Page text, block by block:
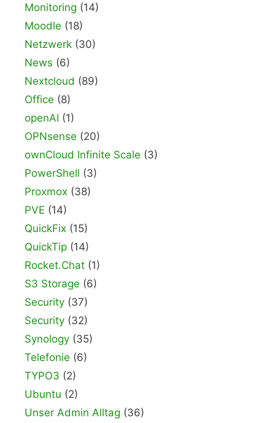
Monitoring (14)
Moodle (18)
Netzwerk (30)
News (6)
Nextcloud (89)
Office (8)
openAI (1)
OPNsense (20)
ownCloud Infinite Scale (3)
PowerShell (3)
Proxmox (38)
PVE (14)
QuickFix (15)
QuickTip (14)
Rocket.Chat (1)
S3 Storage (6)
Security (37)
Security (32)
Synology (35)
Telefonie (6)
TYPO3 (2)
Ubuntu (2)
Unser Admin Alltag (36)